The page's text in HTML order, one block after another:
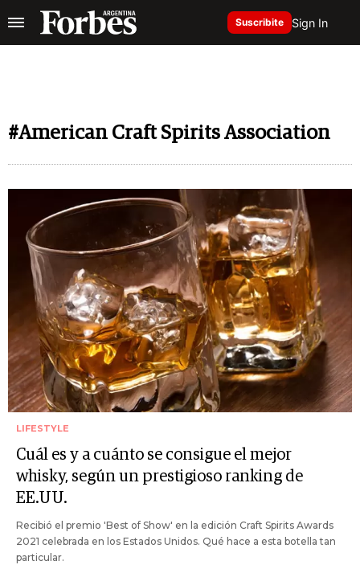
Suscribite Sign In
#American Craft Spirits Association
LIFESTYLE
Cuál es y a cuánto se consigue el mejor
whisky, según un prestigioso ranking de
EE.UU.
Recibió el premio 'Best of Show' en la edición Craft Spirits Awards
2021 celebrada en los Estados Unidos. Qué hace a esta botella tan
particular.